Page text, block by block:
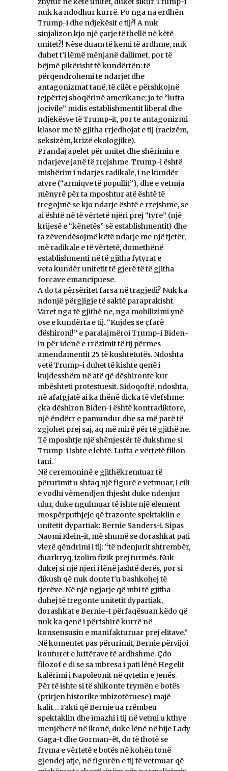
nuk ka ndodhur kurrë. Po nga na erdhën
Trump-i dhe ndjekësit e tij?! A nuk
sinjalizon kjo një çarje të thellë në këtë
unitet?! Nëse duam të kemi të ardhme, nuk
duhet t’i lëmë mënjanë dallimet, por të
bëjmë pikërisht të kundërtën: të
përqendrohemi te ndarjet dhe
antagonizmat tanë, të cilët e përshkojnë
tejpërtej shoqërinë amerikane; jo te “lufta
jocivile” midis establishmentit liberal dhe
ndjekësve të Trump-it, por te antagonizmi
klasor me të gjitha rrjedhojat e tij (racizëm,
seksizëm, krizë ekologjike).
Prandaj apelet për unitet dhe shërimin e
ndarjeve janë të rrejshme. Trump-i është
mishërim i ndarjes radikale, i ne kundër
atyre (“armiqve të popullit”), dhe e vetmja
mënyrë për ta mposhtur atë është të
tregojmë se kjo ndarje është e rrejshme, se
ai është në të vërtetë njëri prej “tyre” (një
krijesë e “kënetës” së establishmentit) dhe
ta zëvendësojmë këtë ndarje me një tjetër,
më radikale e të vërtetë, domethënë
establishmenti në të gjitha fytyrat e
veta kundër unitetit të gjerë të të gjitha
forcave emancipuese.
A do ta përsëritet farsa në tragjedi? Nuk ka
ndonjë përgjigje të saktë paraprakisht.
Varet nga të gjithë ne, nga mobilizimi ynë
ose e kundërta e tij. “Kujdes se çfarë
dëshironi!” e paralajmëroi Trump-i Biden-
in për idenë e rrëzimit të tij përmes
amendamentit 25 të kushtetutës. Ndoshta
vetë Trump-i duhet të kishte qenë i
kujdesshëm në atë që dëshironte kur
mbështeti protestuesit. Sidoqoftë, ndoshta,
në afatgjatë ai ka thënë diçka të vlefshme:
çka dëshiron Biden-i është kontradiktore,
një ëndërr e pamundur dhe sa më parë të
zgjohet prej saj, aq më mirë për të gjithë ne.
Të mposhtje një shënjestër të dukshme si
Trump-i ishte e lehtë. Lufta e vërtetë fillon
tani.
Në ceremoninë e gjithëkremtuar të
përurimit u shfaq një figurë e vetmuar, i cili
e vodhi vëmendjen thjesht duke ndenjur
ulur, duke ngulmuar të ishte një element
mospërputhjeje që trazonte spektaklin e
unitetit dypartiak: Bernie Sanders-i. Sipas
Naomi Klein-it, më shumë se dorashkat pati
vlerë qëndrimi i tij: “të ndenjurit shtrembër,
duarkryq, izolim fizik prej turmës. Nuk
dukej si një njeri i lënë jashtë derës, por si
dikush që nuk donte t’u bashkohej të
tjerëve. Në një ngjarje që mbi të gjitha
duhej të tregonte unitetit dypartiak,
dorashkat e Bernie-t përfaqësuan këdo që
nuk ka qenë i përfshirë kurrë në
konsensusin e manifakturuar prej elitave.”
Në komentet pas përurimit, Bernie përvijoi
konturet e luftërave të ardhshme. Çdo
filozof e di se sa mbresa i pati lënë Hegelit
kalërimi i Napoleonit në qytetin e Jenës.
Për të ishte si të shikonte frymën e botës
(prirjen historike mbizotëruese) majë
kalit… Fakti që Bernie ua rrëmbeu
spektaklin dhe imazhi i tij në vetmi u kthye
menjëherë në ikonë, duke lënë në hije Lady
Gaga-t dhe Gorman-ët, do të thotë se
fryma e vërtetë e botës në kohën tonë
gjendej atje, në figurën e tij të vetmuar që